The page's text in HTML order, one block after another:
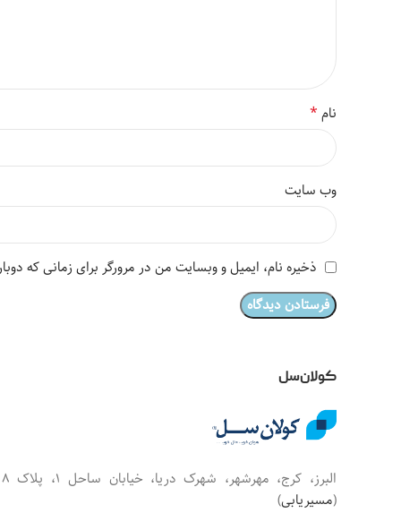
نام*
وب‌ سایت
ذخیره نام، ایمیل و وبسایت من در مرورگر برای زمانی که
کولان‌سل
البرز، کرج، مهرشهر،
(مسیریابی)